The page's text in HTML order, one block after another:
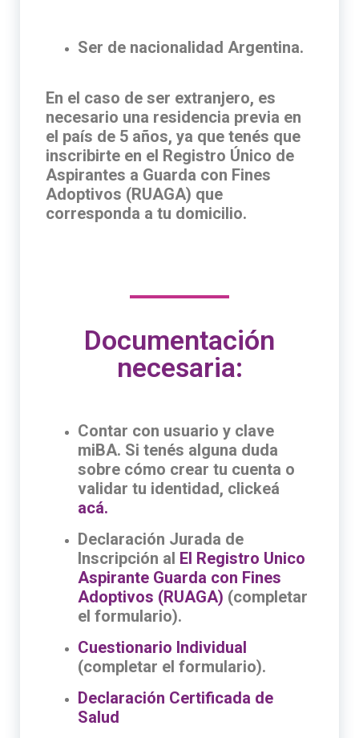
Ser de nacionalidad Argentina.
En el caso de ser extranjero, es
necesario una residencia previa en
el país de 5 años, ya que tenés que
inscribirte en el Registro Único de
Aspirantes a Guarda con Fines
Adoptivos (RUAGA) que
corresponda a tu domicilio.
Documentación
necesaria:
Contar con usuario y clave
miBA. Si tenés alguna duda
sobre cómo crear tu cuenta o
validar tu identidad, clickeá
acá.
Declaración Jurada de
Inscripción al El Registro Unico
Aspirante Guarda con Fines
Adoptivos (RUAGA) (completar
el formulario).
Cuestionario Individual
(completar el formulario).
Declaración Certificada de
Salud